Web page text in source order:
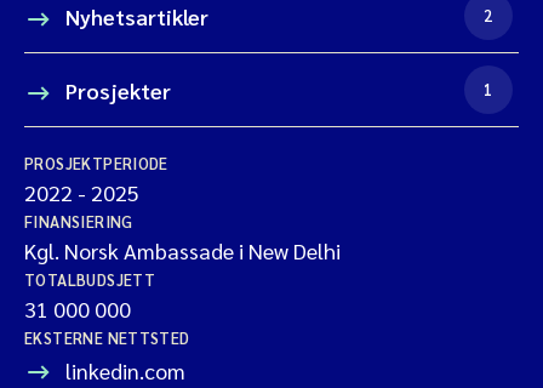
Nyhetsartikler 2
Prosjekter 1
PROSJEKTPERIODE
2022 - 2025
FINANSIERING
Kgl. Norsk Ambassade i New Delhi
TOTALBUDSJETT
31 000 000
EKSTERNE NETTSTED
linkedin.com